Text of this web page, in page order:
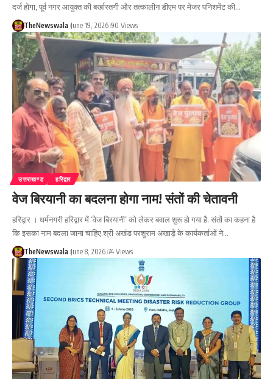
दर्ज होगा, पूर्व नगर आयुक्त की बर्खास्तगी और तत्कालीन डीएम पर मेजर पनिशमेंट की…
TheNewswala June 19, 2026 90 Views
उत्तराखण्ड हरिद्वार
वेज बिरयानी का बदलना होगा नाम! संतों की चेतावनी
हरिद्वार । धर्मनगरी हरिद्वार में ‘वेज बिरयानी’ को लेकर बवाल शुरू हो गया है. संतों का कहना है
कि इसका नाम बदला जाना चाहिए.श्री अखंड परशुराम अखाड़े के कार्यकर्ताओं ने…
TheNewswala June 8, 2026 74 Views